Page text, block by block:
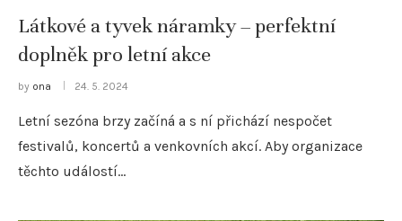
Látkové a tyvek náramky – perfektní
doplněk pro letní akce
by ona 24. 5. 2024
Letní sezóna brzy začíná a s ní přichází nespočet
festivalů, koncertů a venkovních akcí. Aby organizace
těchto událostí…